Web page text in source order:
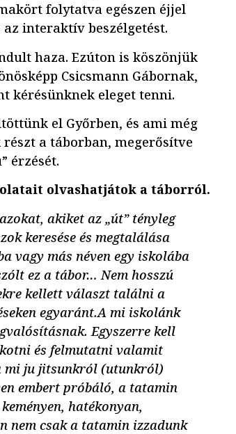
folytatva egészen éjjel
interaktív beszélgetést.
haza. Ezúton is köszönjük
Csicsmann Gábornak,
kérésünknek eleget tenni.
el Győrben, és ami még
a táborban, megerősítve
érzését.
olvashatjátok a táborról.
akiket az „út” tényleg
keresése és megtalálása
vagy más néven egy iskolába
ez a tábor… Nem hosszú
kellett választ találni a
egyaránt.A mi iskolánk
Egyszerre kell
és felmutatni valamit
mi ju jitsunkról (utunkról)
embert próbáló, a tatamin
hatékonyan,
nem csak a tatamin izzadunk